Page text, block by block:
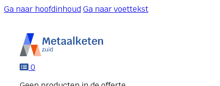
Ga naar hoofdinhoudGa naar voettekst
0